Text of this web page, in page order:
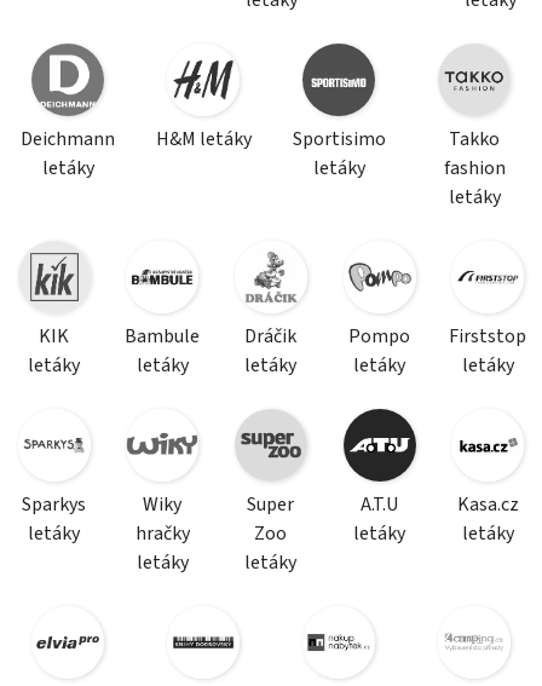
Deichmann
letáky
H&M letáky
Sportisimo
letáky
Takko
fashion
letáky
KIK
letáky
Bambule
letáky
Dráčik
letáky
Pompo
letáky
Firststop
letáky
Sparkys
letáky
Wiky
hračky
letáky
Super
Zoo
letáky
A.T.U
letáky
Kasa.cz
letáky